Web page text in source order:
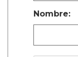
Nombre: